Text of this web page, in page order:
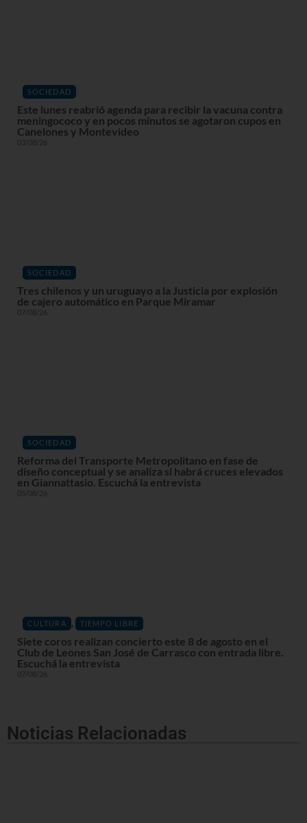
SOCIEDAD
Este lunes reabrió agenda para recibir la vacuna contra
meningococo y en pocos minutos se agotaron cupos en
Canelones y Montevideo
03/08/26
SOCIEDAD
Tres chilenos y un uruguayo a la Justicia por explosión
de cajero automático en Parque Miramar
07/08/26
SOCIEDAD
Reforma del Transporte Metropolitano en fase de
diseño conceptual y se analiza si habrá cruces elevados
en Giannattasio. Escuchá la entrevista
05/08/26
CULTURA , TIEMPO LIBRE
Siete coros realizan concierto este 8 de agosto en el
Club de Leones San José de Carrasco con entrada libre.
Escuchá la entrevista
07/08/26
Noticias Relacionadas